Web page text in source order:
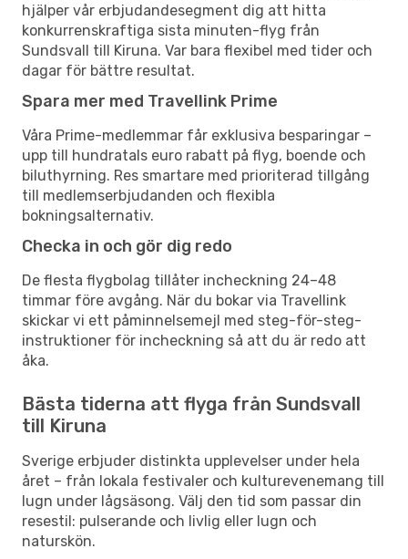
hjälper vår erbjudandesegment dig att hitta
konkurrenskraftiga sista minuten-flyg från
Sundsvall till Kiruna. Var bara flexibel med tider och
dagar för bättre resultat.
Spara mer med Travellink Prime
Våra Prime-medlemmar får exklusiva besparingar –
upp till hundratals euro rabatt på flyg, boende och
biluthyrning. Res smartare med prioriterad tillgång
till medlemserbjudanden och flexibla
bokningsalternativ.
Checka in och gör dig redo
De flesta flygbolag tillåter incheckning 24–48
timmar före avgång. När du bokar via Travellink
skickar vi ett påminnelsemejl med steg-för-steg-
instruktioner för incheckning så att du är redo att
åka.
Bästa tiderna att flyga från Sundsvall
till Kiruna
Sverige erbjuder distinkta upplevelser under hela
året – från lokala festivaler och kulturevenemang till
lugn under lågsäsong. Välj den tid som passar din
resestil: pulserande och livlig eller lugn och
naturskön.